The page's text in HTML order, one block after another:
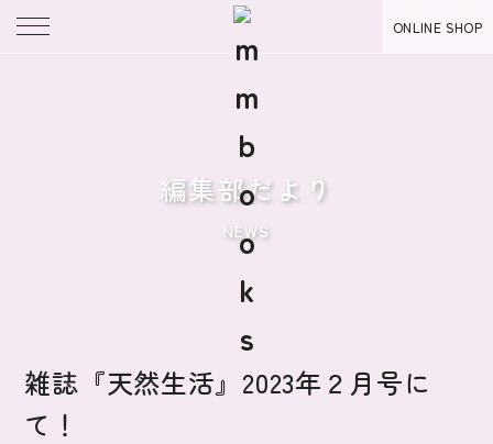
ONLINE SHOP
編集部だより
NEWS
雑誌『天然生活』2023年２月号に
て！